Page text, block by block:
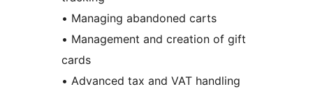
• Managing abandoned carts
• Management and creation of gift
cards
• Advanced tax and VAT handling